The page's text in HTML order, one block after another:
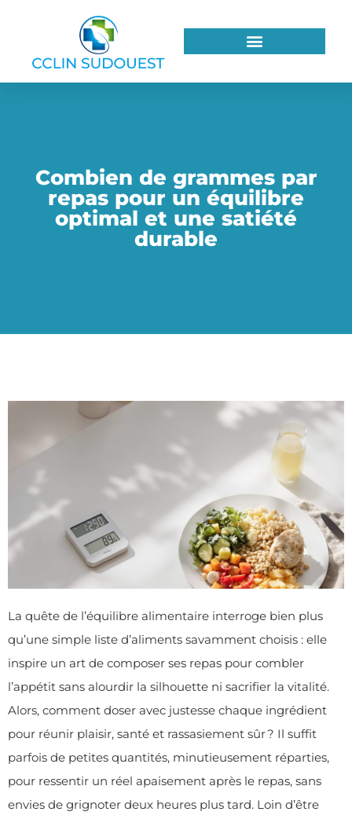
Combien de grammes par
repas pour un équilibre
optimal et une satiété
durable
La quête de l’équilibre alimentaire interroge bien plus
qu’une simple liste d’aliments savamment choisis : elle
inspire un art de composer ses repas pour combler
l’appétit sans alourdir la silhouette ni sacrifier la vitalité.
Alors, comment doser avec justesse chaque ingrédient
pour réunir plaisir, santé et rassasiement sûr ? Il suffit
parfois de petites quantités, minutieusement réparties,
pour ressentir un réel apaisement après le repas, sans
envies de grignoter deux heures plus tard. Loin d’être